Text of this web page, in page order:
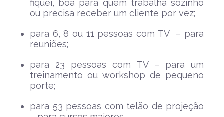
fiquei, boa para quem trabalha sozinho
ou precisa receber um cliente por vez;
para 6, 8 ou 11 pessoas com TV – para
reuniões;
para 23 pessoas com TV – para um
treinamento ou workshop de pequeno
porte;
para 53 pessoas com telão de projeção